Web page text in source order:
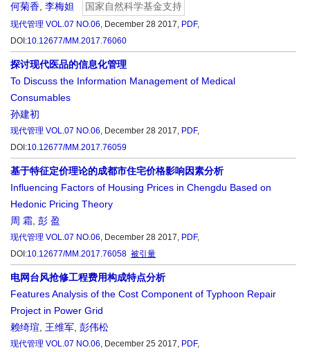
何菊香 李梅妲 国家自然科学基金支持
现代管理 VOL.07 NO.06, December 28 2017, PDF,
DOI:10.12677/MM.2017.76060
探讨现代医品的信息化管理
To Discuss the Information Management of Medical
Consumables
孙建初
现代管理 VOL.07 NO.06, December 28 2017, PDF,
DOI:10.12677/MM.2017.76059
基于特征定价理论的成都市住宅价格影响因素分析
Influencing Factors of Housing Prices in Chengdu Based on
Hedonic Pricing Theory
周 霜 彭 盈
现代管理 VOL.07 NO.06, December 28 2017, PDF,
DOI:10.12677/MM.2017.76058 被引量
电网台风抢修工程费用构成特点分析
Features Analysis of the Cost Component of Typhoon Repair
Project in Power Grid
赖绮瑄
王维军 彭伟松
现代管理 VOL.07 NO.06, December 25 2017, PDF,